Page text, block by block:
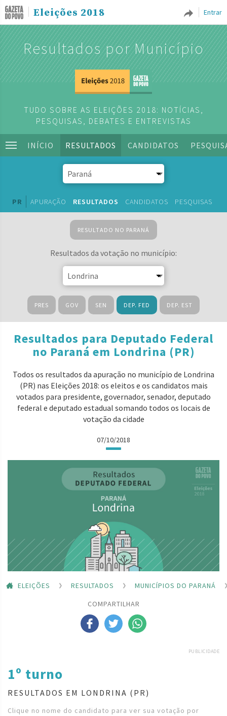
Entrar
Eleições 2018
Resultados por Município
TUDO SOBRE AS ELEIÇÕES 2018: NOTÍCIAS,
PESQUISAS, DEBATES E ENTREVISTAS
INÍCIO RESULTADOS CANDIDATOS
PR APURAÇÃO RESULTADOS CANDIDATOS PESQUISAS
RESULTADO NO PARANÁ
Resultados da votação no município:
PRES GOV SEN DEP. FED DEP. EST
Resultados para Deputado Federal
no Paraná em Londrina (PR)
Todos os resultados da apuração no município de Londrina
(PR) nas Eleições 2018: os eleitos e os candidatos mais
votados para presidente, governador, senador, deputado
federal e deputado estadual somando todos os locais de
votação da cidade
07/10/2018
ELEIÇÕES RESULTADOS
MUNICÍPIOS DO PARANÁ
COMPARTILHAR
PUBLICIDADE
1º turno
RESULTADOS EM LONDRINA (PR)
Clique no nome do candidato para ver sua votação por